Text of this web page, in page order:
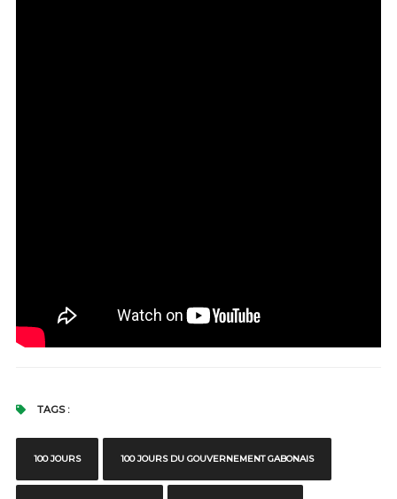
TAGS :
100 JOURS 100 JOURS DU GOUVERNEMENT GABONAIS